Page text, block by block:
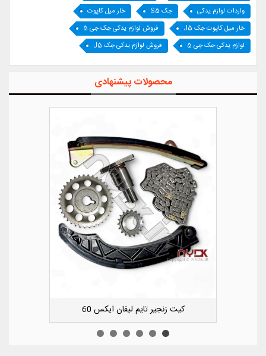
واردات لوازم یدکی
جک S5
خار میل کاپوت
خار میل کاپوت جک J5
فروش لوازم یدکی جک جی 5
لوازم یدکی جک جی 5
فروش لوازم یدکی جک J5
محصولات پیشنهادی
کوچک سپر عقب راست لیفان ایکس 50